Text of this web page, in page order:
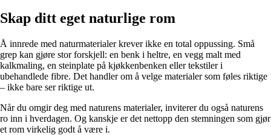
Skap ditt eget naturlige rom
Å innrede med naturmaterialer krever ikke en total oppussing. Små
grep kan gjøre stor forskjell: en benk i heltre, en vegg malt med
kalkmaling, en steinplate på kjøkkenbenken eller tekstiler i
ubehandlede fibre. Det handler om å velge materialer som føles riktige
– ikke bare ser riktige ut.
Når du omgir deg med naturens materialer, inviterer du også naturens
ro inn i hverdagen. Og kanskje er det nettopp den stemningen som gjør
et rom virkelig godt å være i.